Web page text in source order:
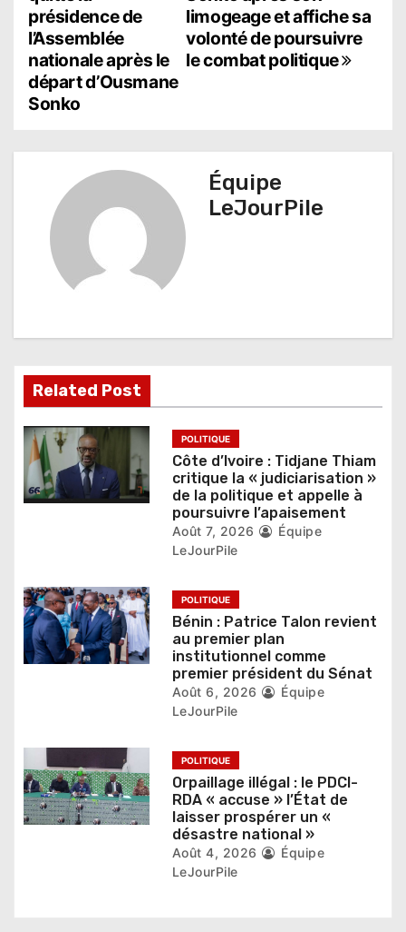
v
i
g
e
l
’
a
r
t
c
l
e
limogeage et affiche sa
volonté de poursuivre
le combat politique
présidence de
l’Assemblée
nationale après le
départ d’Ousmane
Sonko
Équipe
LeJourPile
Related Post
POLITIQUE
Côte d’Ivoire : Tidjane Thiam
critique la « judiciarisation »
de la politique et appelle à
poursuivre l’apaisement
Août 7, 2026
Équipe
LeJourPile
POLITIQUE
Bénin : Patrice Talon revient
au premier plan
institutionnel comme
premier président du Sénat
Août 6, 2026
Équipe
LeJourPile
POLITIQUE
Orpaillage illégal : le PDCI-
RDA « accuse » l’État de
laisser prospérer un «
désastre national »
Août 4, 2026
Équipe
LeJourPile